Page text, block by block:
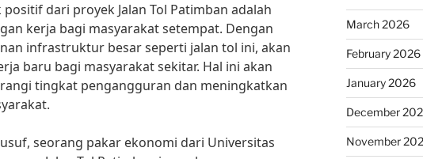
dari proyek Jalan Tol Patimban adalah
kerja bagi masyarakat setempat. Dengan
infrastruktur besar seperti jalan tol ini, akan
baru bagi masyarakat sekitar. Hal ini akan
tingkat pengangguran dan meningkatkan
seorang pakar ekonomi dari Universitas
March 2026
February 2026
January 2026
December
November